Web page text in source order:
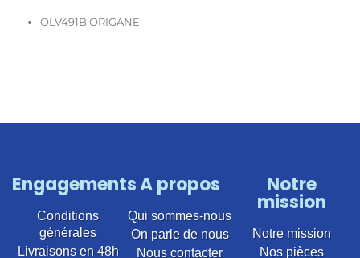
OLV491B ORIGANE
Engagements
Conditions
générales
Livraisons en 48h
A propos
Qui sommes-nous
On parle de nous
Nous contacter
Notre
mission
Notre mission
Nos pièces